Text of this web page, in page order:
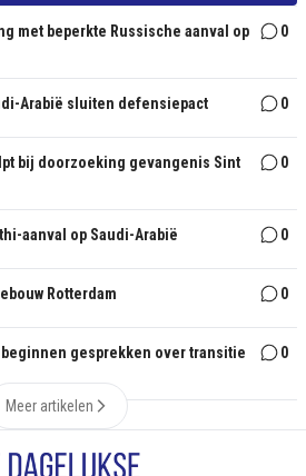
met beperkte Russische aanval op
0
Arabië sluiten defensiepact 0
bij doorzoeking gevangenis Sint
0
aanval op Saudi-Arabië 0
Rotterdam 0
gesprekken over transitie 0
Meer artikelen